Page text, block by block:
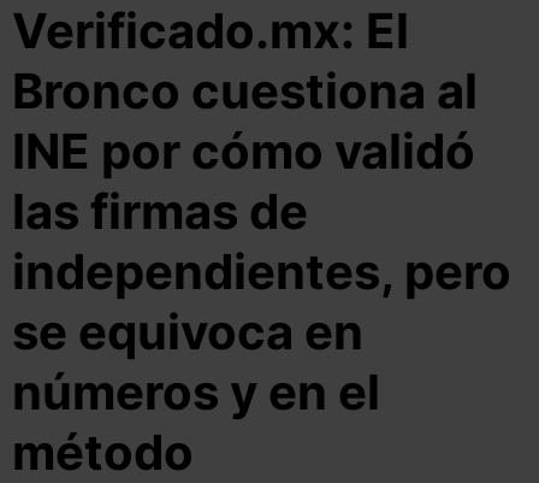
Verificado.mx: El
Bronco cuestiona al
INE por cómo validó
las firmas de
independientes, pero
se equivoca en
números y en el
método